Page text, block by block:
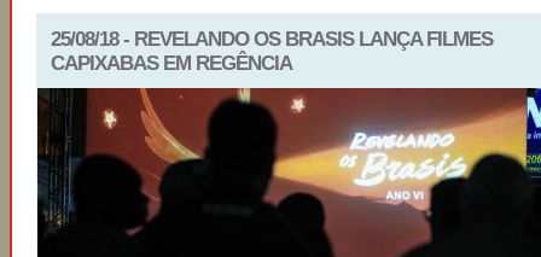
25/08/18 - REVELANDO OS BRASIS LANÇA FILMES
CAPIXABAS EM REGÊNCIA